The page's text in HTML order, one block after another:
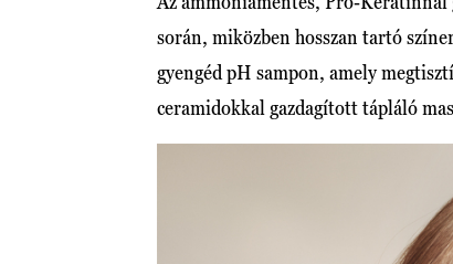
során, miközben hosszan tartó
gyengéd pH sampon, amely
ceramidokkal gazdagított tápláló